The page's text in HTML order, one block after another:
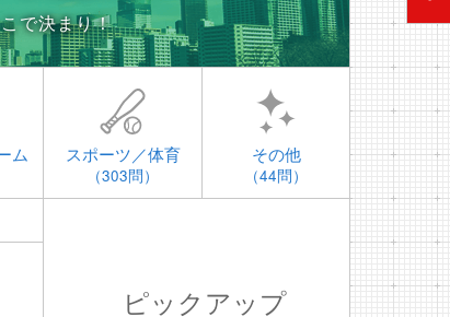
で決まり！
ム スポーツ／体育
（303問）
その他
（44問）
ピックアップ